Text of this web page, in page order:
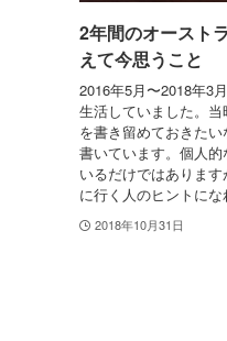
2年間のオースト
えて今思うこと
2016年5月〜2018年3
生活していました。
を書き留めておきた
書いています。個人
いるだけではありま
に行く人のヒントに
2018年10月31日